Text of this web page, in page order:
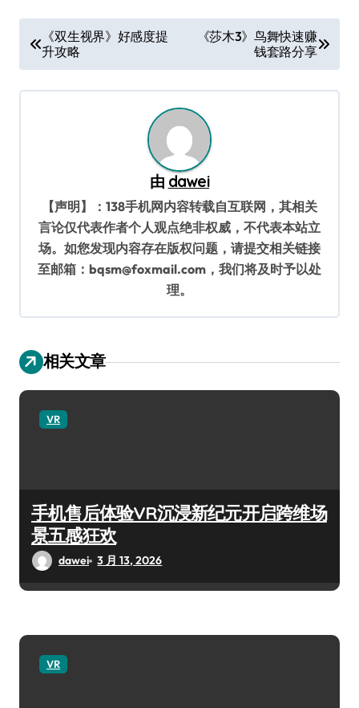
章
导
《双生视界》好感度提
升攻略
《莎木3》鸟舞快速赚
钱套路分享
由 dawei
【声明】：138手机网内容转载自互联网，其相关
言论仅代表作者个人观点绝非权威，不代表本站立
场。如您发现内容存在版权问题，请提交相关链接
至邮箱：bqsm@foxmail.com，我们将及时予以处
理。
相关文章
VR
手机售后体验VR沉浸新纪元开启跨维场
景五感狂欢
dawei 3 月 13, 2026
VR